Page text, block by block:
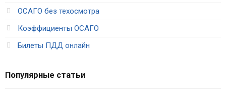
ОСАГО без техосмотра
Коэффициенты ОСАГО
Билеты ПДД онлайн
Популярные статьи